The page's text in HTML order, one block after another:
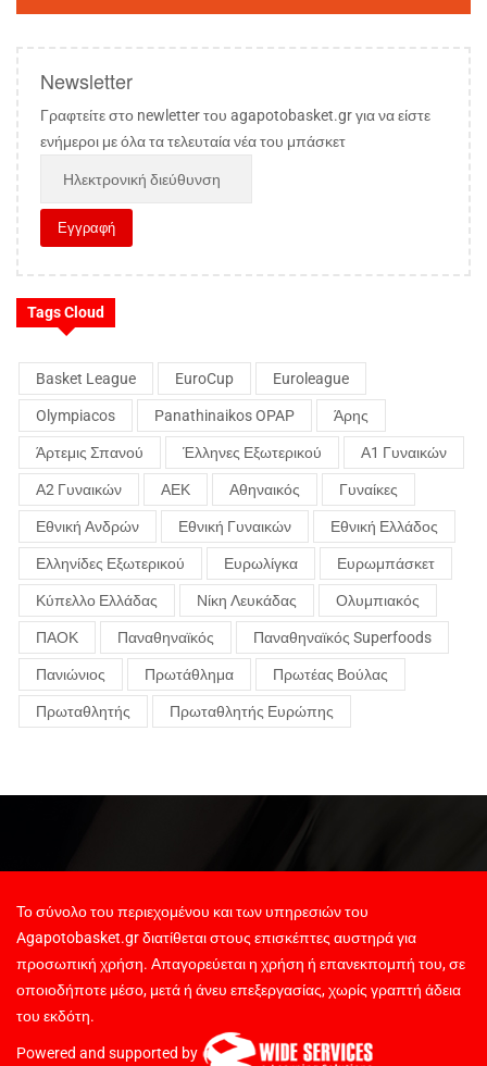
Newsletter
Γραφτείτε στο newletter του agapotobasket.gr για να είστε
ενήμεροι με όλα τα τελευταία νέα του μπάσκετ
Tags Cloud
Basket League EuroCup Euroleague
Olympiacos Panathinaikos OPAP Άρης
Άρτεμις Σπανού Έλληνες Εξωτερικού Α1 Γυναικών
Α2 Γυναικών ΑΕΚ Αθηναικός Γυναίκες
Εθνική Ανδρών Εθνική Γυναικών Εθνική Ελλάδος
Ελληνίδες Εξωτερικού Ευρωλίγκα Ευρωμπάσκετ
Κύπελλο Ελλάδας Νίκη Λευκάδας Ολυμπιακός
ΠΑΟΚ Παναθηναϊκός Παναθηναϊκός Superfoods
Πανιώνιος Πρωτάθλημα Πρωτέας Βούλας
Πρωταθλητής Πρωταθλητής Ευρώπης
Το σύνολο του περιεχομένου και των υπηρεσιών του
Agapotobasket.gr διατίθεται στους επισκέπτες αυστηρά για
προσωπική χρήση. Απαγορεύεται η χρήση ή επανεκπομπή του, σε
οποιοδήποτε μέσο, μετά ή άνευ επεξεργασίας, χωρίς γραπτή άδεια
του εκδότη.
Powered and supported by